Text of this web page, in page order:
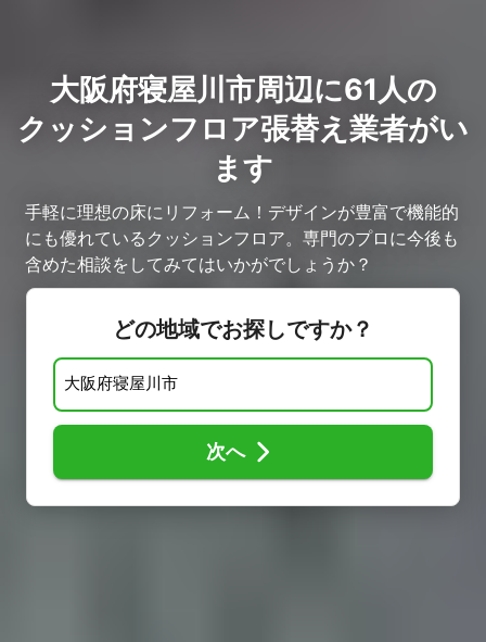
大阪府寝屋川市周辺に61人の
クッションフロア張替え業者がい
ます
手軽に理想の床にリフォーム！デザインが豊富で機能的
にも優れているクッションフロア。専門のプロに今後も
含めた相談をしてみてはいかがでしょうか？
どの地域でお探しですか？
次へ